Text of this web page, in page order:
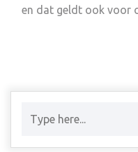
en dat geldt ook voor